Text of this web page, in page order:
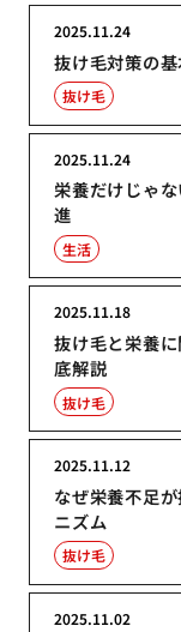
抜け毛対策の
2025.11.24
抜け毛
栄養だけじゃ
進
2025.11.24
生活
抜け毛と栄養
底解説
2025.11.18
抜け毛
なぜ栄養不足
ニズム
2025.11.12
抜け毛
2025.11.02